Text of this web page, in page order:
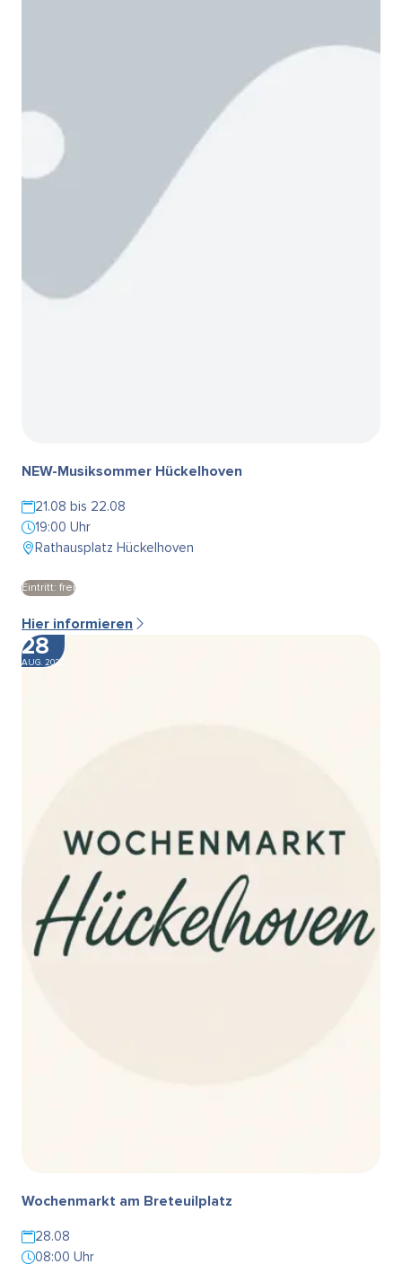
NEW-Musiksommer Hückelhoven
21.08 bis 22.08
19:00 Uhr
Rathausplatz Hückelhoven
Eintritt: frei
Hier informieren
28
AUG. 2026
Wochenmarkt am Breteuilplatz
28.08
08:00 Uhr